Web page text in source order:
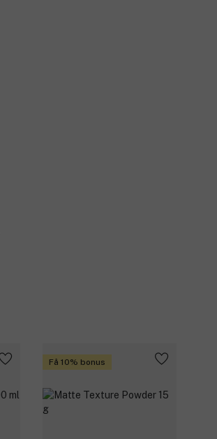
Få 10% bonus